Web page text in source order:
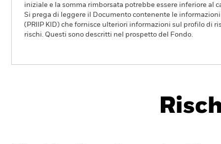
iniziale e la somma rimborsata potrebbe essere inferiore al
Si prega di leggere il Documento contenente le
(PRIIP KID) che fornisce ulteriori informazioni sul profilo di
rischi. Questi sono descritti nel prospetto del Fondo.